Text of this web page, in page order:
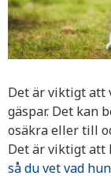
Det är viktigt att
gäspar. Det kan
osäkra eller till
Det är viktigt att
så du vet vad